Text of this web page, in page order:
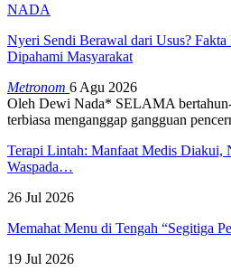
NADA
Nyeri Sendi Berawal dari Usus?
Dipahami Masyarakat
Metronom 6 Agu 2026
Oleh Dewi Nada* SELAMA
terbiasa menganggap gangguan
Terapi Lintah: Manfaat Medis Diakui,
Waspada…
26 Jul 2026
Memahat Menu di Tengah “Segitiga
19 Jul 2026